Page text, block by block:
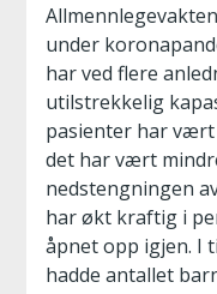
under
har ved flere
utilstrekkelig
pasienter har vært
det har vært
nedstengningen
har økt kraftig i
åpnet opp igjen. I
hadde antallet